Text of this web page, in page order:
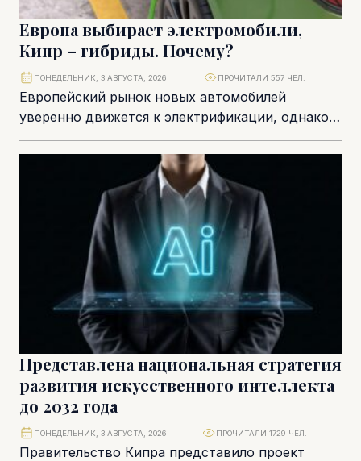
Европа выбирает электромобили,
Кипр – гибриды. Почему?
Европейский рынок новых автомобилей
уверенно движется к электрификации, однако
кипрская статистика демонстрирует более
осторожный сценарий. Несмотря на рост
продаж электромобилей,...
ПОНЕДЕЛЬНИК, 3 АВГУСТА, 2026 ПРОЧИТАЛИ 557 ЧЕЛ.
Представлена национальная стратегия
развития искусственного интеллекта
до 2032 года
Правительство Кипра представило проект
ПОНЕДЕЛЬНИК, 3 АВГУСТА, 2026 ПРОЧИТАЛИ 1729 ЧЕЛ.